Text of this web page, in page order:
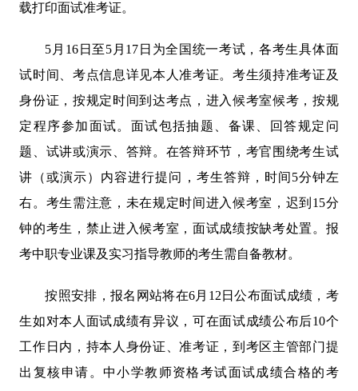
载打印面试准考证。
5月16日至5月17日为全国统一考试，各考生具体面
试时间、考点信息详见本人准考证。考生须持准考证及
身份证，按规定时间到达考点，进入候考室候考，按规
定程序参加面试。面试包括抽题、备课、回答规定问
题、试讲或演示、答辩。在答辩环节，考官围绕考生试
讲（或演示）内容进行提问，考生答辩，时间5分钟左
右。考生需注意，未在规定时间进入候考室，迟到15分
钟的考生，禁止进入候考室，面试成绩按缺考处置。报
考中职专业课及实习指导教师的考生需自备教材。
按照安排，报名网站将在6月12日公布面试成绩，考
生如对本人面试成绩有异议，可在面试成绩公布后10个
工作日内，持本人身份证、准考证，到考区主管部门提
出复核申请。中小学教师资格考试面试成绩合格的考